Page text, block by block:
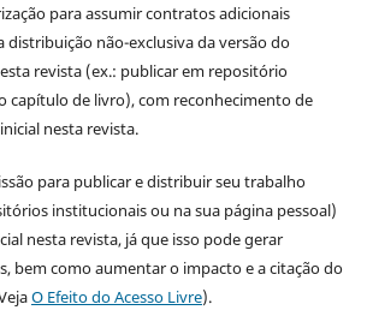
para assumir contratos adicionais
distribuição não-exclusiva da versão do
revista (ex.: publicar em repositório
capítulo de livro), com reconhecimento de
nesta revista.
para publicar e distribuir seu trabalho
institucionais ou na sua página pessoal)
nesta revista, já que isso pode gerar
bem como aumentar o impacto e a citação do
O Efeito do Acesso Livre).